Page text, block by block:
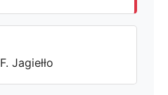
F. Jagiełło